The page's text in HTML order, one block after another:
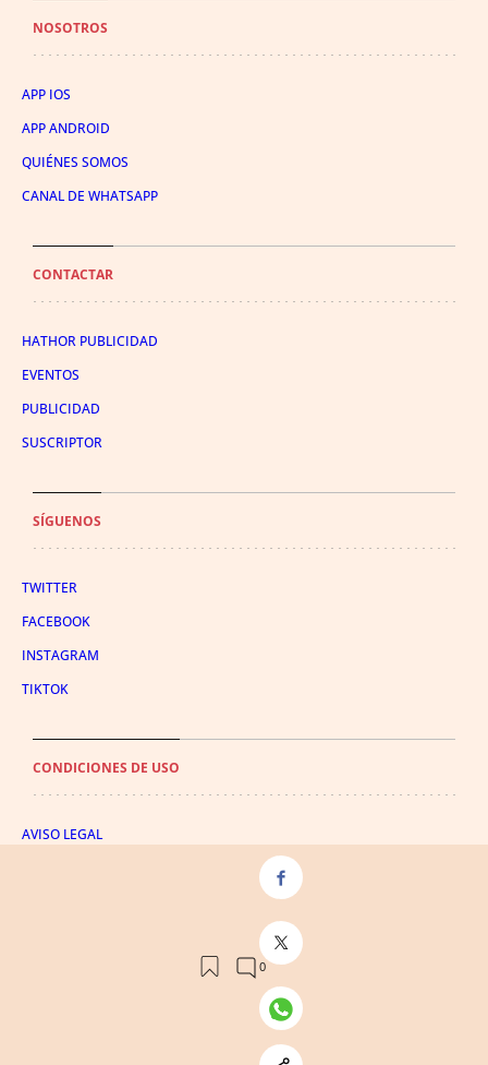
NOSOTROS
APP IOS
APP ANDROID
QUIÉNES SOMOS
CANAL DE WHATSAPP
CONTACTAR
HATHOR PUBLICIDAD
EVENTOS
PUBLICIDAD
SUSCRIPTOR
SÍGUENOS
TWITTER
FACEBOOK
INSTAGRAM
TIKTOK
CONDICIONES DE USO
AVISO LEGAL